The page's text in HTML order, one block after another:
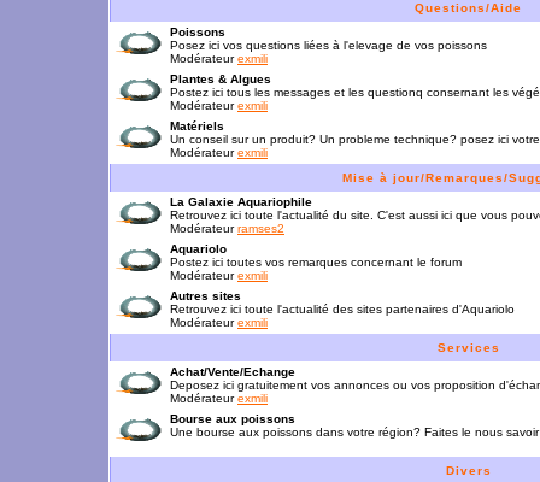
Questions/Aide
Poissons
Posez ici vos questions liées à l'elevage de vos poissons
Modérateurexmili
Plantes & Algues
Postez ici tous les messages et les questionq consernant les
Modérateurexmili
Matériels
Un conseil sur un produit? Un probleme technique? posez ici
Modérateurexmili
Mise à jour/Remarques/
La Galaxie Aquariophile
Retrouvez ici toute l'actualité du site. C'est aussi ici que vous
Modérateurramses2
Aquariolo
Postez ici toutes vos remarques concernant le forum
Modérateurexmili
Autres sites
Retrouvez ici toute l'actualité des sites partenaires d'Aquariolo
Modérateurexmili
Services
Achat/Vente/Echange
Deposez ici gratuitement vos annonces ou vos proposition
Modérateurexmili
Bourse aux poissons
Une bourse aux poissons dans votre région? Faites le nous savoir
Divers